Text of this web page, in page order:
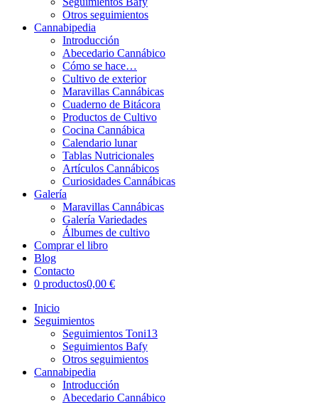
Otros seguimientos
Cannabipedia
Introducción
Abecedario Cannábico
Cómo se hace…
Cultivo de exterior
Maravillas Cannábicas
Cuaderno de Bitácora
Productos de Cultivo
Cocina Cannábica
Calendario lunar
Tablas Nutricionales
Artículos Cannábicos
Curiosidades Cannábicas
Galería
Maravillas Cannábicas
Galería Variedades
Álbumes de cultivo
Comprar el libro
Blog
Contacto
0 productos0,00 €
Inicio
Seguimientos
Seguimientos Toni13
Seguimientos Bafy
Otros seguimientos
Cannabipedia
Introducción
Abecedario Cannábico